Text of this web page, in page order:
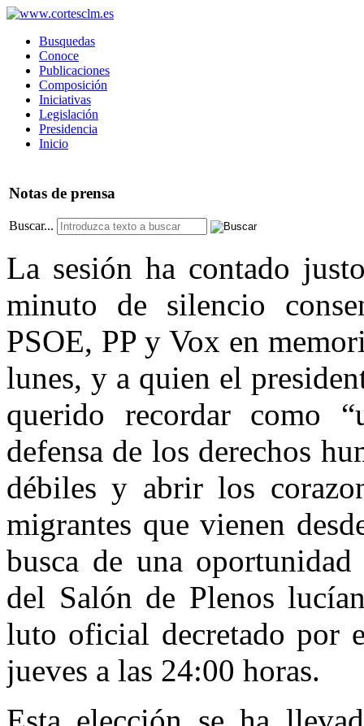
Busquedas
Conoce
Publicaciones
Composición
Iniciativas
Legislación
Presidencia
Inicio
Notas de prensa
Buscar...
La sesión ha contado
minuto de silencio
PSOE, PP y Vox en
lunes, y a quien el
querido recordar como
defensa de los derechos
débiles y abrir los
migrantes que vienen
busca de una
del Salón de Plenos
luto oficial decretado por
jueves a las 24:00 horas.